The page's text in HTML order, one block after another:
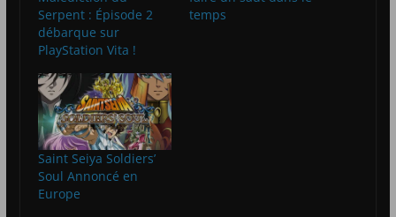
Serpent : Épisode 2
débarque sur
PlayStation Vita !
temps
Saint Seiya Soldiers’
Soul Annoncé en
Europe